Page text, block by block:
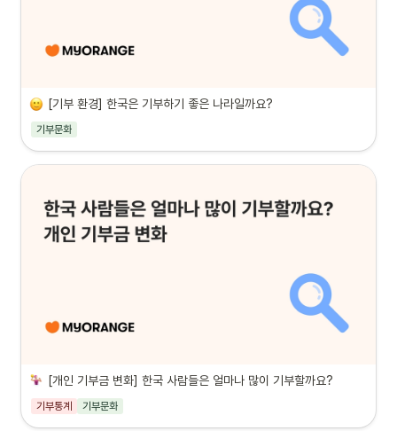
[기부 환경] 한국은 기부하기 좋은 나라일까요?
기부문화
[개인 기부금 변화] 한국 사람들은 얼마나 많이 기부할까요?
기부통계 기부문화